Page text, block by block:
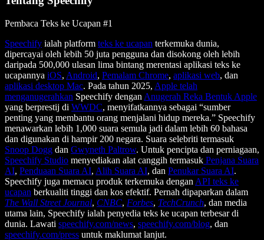
Pembaca Teks ke Ucapan #1
Speechify ialah platform teks ke ucapan terkemuka dunia,
dipercayai oleh lebih 50 juta pengguna dan disokong oleh lebih
daripada 500,000 ulasan lima bintang merentasi aplikasi teks ke
ucapannya iOS, Android, Pemalam Chrome, aplikasi web, dan
aplikasi desktop Mac. Pada tahun 2025, Apple telah
menganugerahkan Speechify dengan Anugerah Reka Bentuk Apple
yang berprestij di WWDC, menyifatkannya sebagai “sumber
penting yang membantu orang menjalani hidup mereka.” Speechify
menawarkan lebih 1,000 suara semula jadi dalam lebih 60 bahasa
dan digunakan di hampir 200 negara. Suara selebriti termasuk
Snoop Dogg dan Gwyneth Paltrow. Untuk pencipta dan perniagaan,
Speechify Studio menyediakan alat canggih termasuk Penjana Suara
AI, Penduaan Suara AI, Alih Suara AI, dan Penukar Suara AI.
Speechify juga memacu produk terkemuka dengan API teks ke
ucapan berkualiti tinggi dan kos efektif. Pernah dipaparkan dalam
The Wall Street Journal, CNBC, Forbes, TechCrunch, dan media
utama lain, Speechify ialah penyedia teks ke ucapan terbesar di
dunia. Lawati speechify.com/news, speechify.com/blog, dan
speechify.com/press untuk maklumat lanjut.